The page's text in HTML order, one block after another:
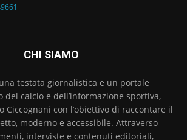
CHI SIAMO
testata giornalistica e un portale
del calcio e dell’informazione sportiva,
Ciccognani con l’obiettivo di raccontare il
moderno e accessibile. Attraverso
interviste e contenuti editoriali,